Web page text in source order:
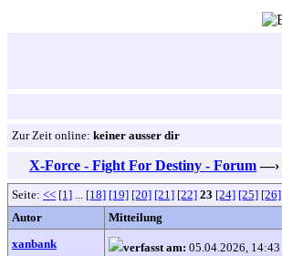
Zur Zeit online: keiner ausser dir
X-Force - Fight For Destiny - Forum —›
Seite: << [1] ... [18] [19] [20] [21] [22] 23 [24] [25] [26]
Autor
Mitteilung
xanbank
verfasst am: 05.04.2026, 14:43